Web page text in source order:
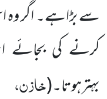
سے بڑاہے۔ اگر وہ
کرنے کی بجائے
بہترہوتا۔(